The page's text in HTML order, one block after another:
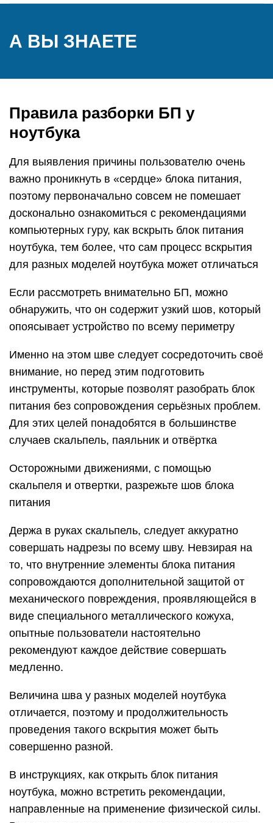
А ВЫ ЗНАЕТЕ
Правила разборки БП у
ноутбука
Для выявления причины пользователю очень
важно проникнуть в «сердце» блока питания,
поэтому первоначально совсем не помешает
досконально ознакомиться с рекомендациями
компьютерных гуру, как вскрыть блок питания
ноутбука, тем более, что сам процесс вскрытия
для разных моделей ноутбука может отличаться
Если рассмотреть внимательно БП, можно
обнаружить, что он содержит узкий шов, который
опоясывает устройство по всему периметру
Именно на этом шве следует сосредоточить своё
внимание, но перед этим подготовить
инструменты, которые позволят разобрать блок
питания без сопровождения серьёзных проблем.
Для этих целей понадобятся в большинстве
случаев скальпель, паяльник и отвёртка
Осторожными движениями, с помощью
скальпеля и отвертки, разрежьте шов блока
питания
Держа в руках скальпель, следует аккуратно
совершать надрезы по всему шву. Невзирая на
то, что внутренние элементы блока питания
сопровождаются дополнительной защитой от
механического повреждения, проявляющейся в
виде специального металлического кожуха,
опытные пользователи настоятельно
рекомендуют каждое действие совершать
медленно.
Величина шва у разных моделей ноутбука
отличается, поэтому и продолжительность
проведения такого вскрытия может быть
совершенно разной.
В инструкциях, как открыть блок питания
ноутбука, можно встретить рекомендации,
направленные на применение физической силы.